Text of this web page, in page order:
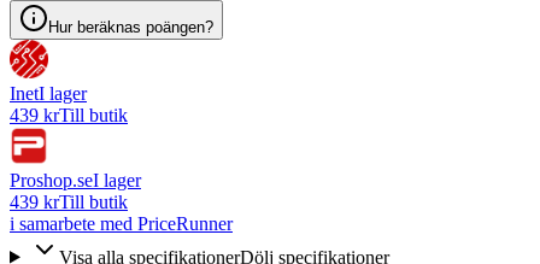
Hur beräknas poängen?
InetI lager
439 krTill butik
Proshop.seI lager
439 krTill butik
i samarbete med PriceRunner
Visa alla specifikationerDölj specifikationer